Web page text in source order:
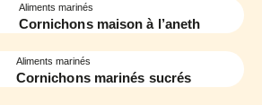
Aliments marinés
Cornichons maison à l’aneth
Aliments marinés
Cornichons marinés sucrés